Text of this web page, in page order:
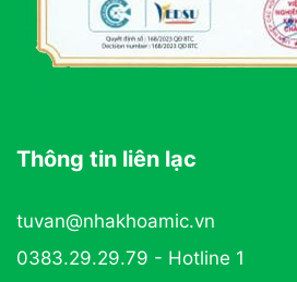
Thông tin liên lạc
tuvan@nhakhoamic.vn
0383.29.29.79 - Hotline 1